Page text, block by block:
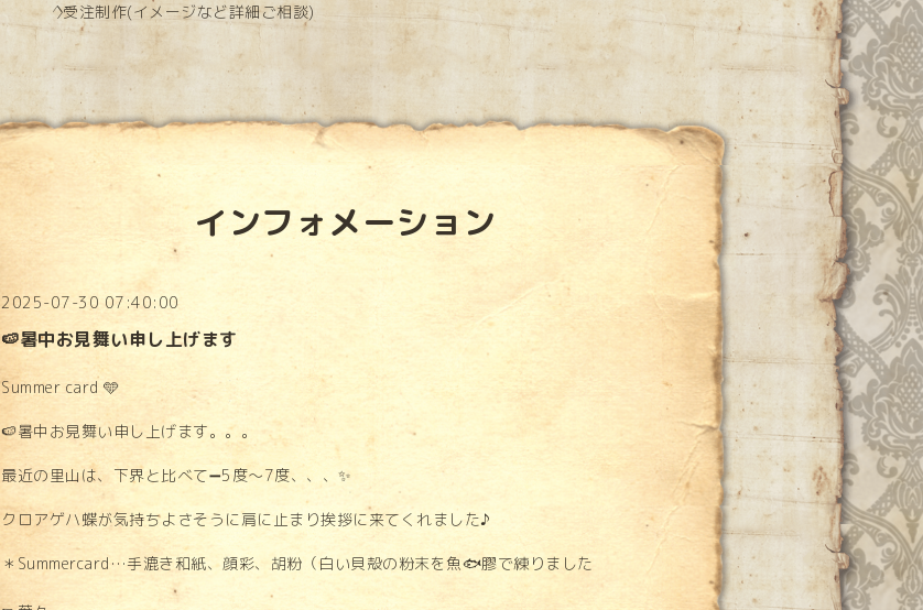
◊受注制作(イメージなど詳細ご相談)
インフォメーション
2025-07-30 07:40:00
🍉暑中お見舞い申し上げます
Summer card 🩵
🍉暑中お見舞い申し上げます。。。
最近の里山は、下界と比べて➖5度〜7度、、、✨
クロアゲハ蝶が気持ちよさそうに肩に止まり挨拶に来てくれました♪
＊Summercard…手漉き和紙、顔彩、胡粉（白い貝殻の粉末を魚🐟膠で練りました